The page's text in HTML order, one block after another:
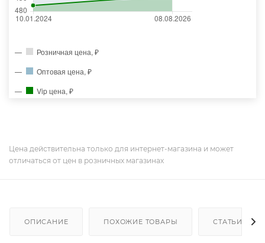
Розничная цена, ₽
Оптовая цена, ₽
Vip цена, ₽
Цена действительна только для интернет-магазина и может
отличаться от цен в розничных магазинах
ОПИСАНИЕ ПОХОЖИЕ ТОВАРЫ СТАТЬИ